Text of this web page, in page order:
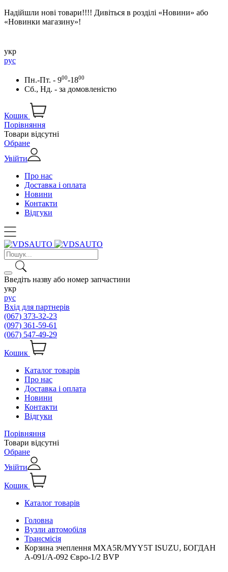
Надійшли нові товари!!!! Дивіться в розділі «Новини» або
«Новинки магазину»!
укр
рус
Пн.-Пт. - 900-1800
Сб., Нд. - за домовленістю
Кошик
Порівняння
Товари відсутні
Обране
Увійти
Про нас
Доставка і оплата
Новини
Контакти
Відгуки
Введіть назву або номер запчастини
укр
рус
Вхід для партнерів
(067) 373-32-23
(097) 361-59-61
(067) 547-49-29
Кошик
Каталог товарів
Про нас
Доставка і оплата
Новини
Контакти
Відгуки
Порівняння
Товари відсутні
Обране
Увійти
Кошик
Каталог товарів
Головна
Вузли автомобіля
Трансмісія
Корзина зчеплення MXA5R/MYY5T ISUZU, БОГДАН
А-091/А-092 Євро-1/2 BVP